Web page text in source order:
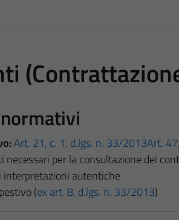
Art. 21, c. 1, d.lgs. n. 33/2013Art.
necessari per la consultazione dei
interpretazioni autentiche
(ex art. 8, d.lgs. n. 33/2013)